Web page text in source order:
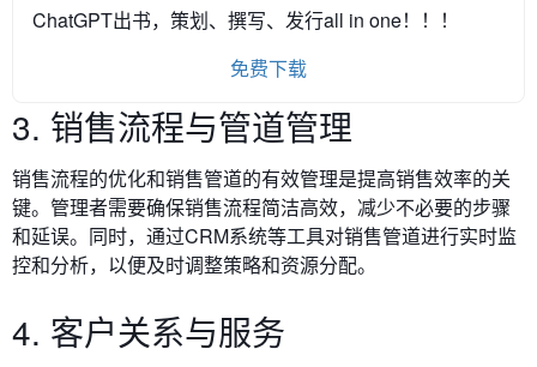
ChatGPT出书，策划、撰写、发行all in one！！！
免费下载
3. 销售流程与管道管理
销售流程的优化和销售管道的有效管理是提高销售效率的关
键。管理者需要确保销售流程简洁高效，减少不必要的步骤
和延误。同时，通过CRM系统等工具对销售管道进行实时监
控和分析，以便及时调整策略和资源分配。
4. 客户关系与服务